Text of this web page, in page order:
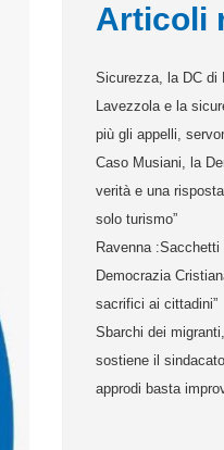
Articoli
Sicurezza, la DC di
Lavezzola e la
più gli appelli,
Caso Musiani, la
verità e una
solo turismo”
Ravenna :Sacchetti
Democrazia
sacrifici ai cittadini”
Sbarchi dei
sostiene il
approdi basta